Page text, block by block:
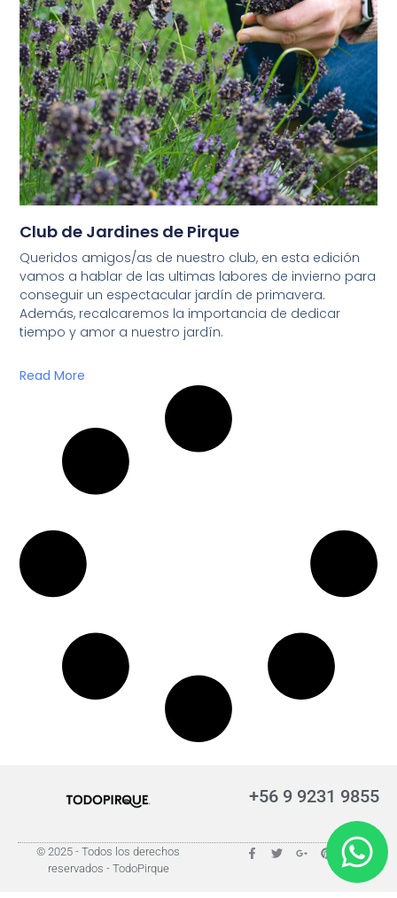
Club de Jardines de Pirque
Queridos amigos/as de nuestro club, en esta edición
vamos a hablar de las ultimas labores de invierno para
conseguir un espectacular jardín de primavera.
Además, recalcaremos la importancia de dedicar
tiempo y amor a nuestro jardín.
Read More
+56 9 9231 9855
© 2025 - Todos los derechos
reservados - TodoPirque